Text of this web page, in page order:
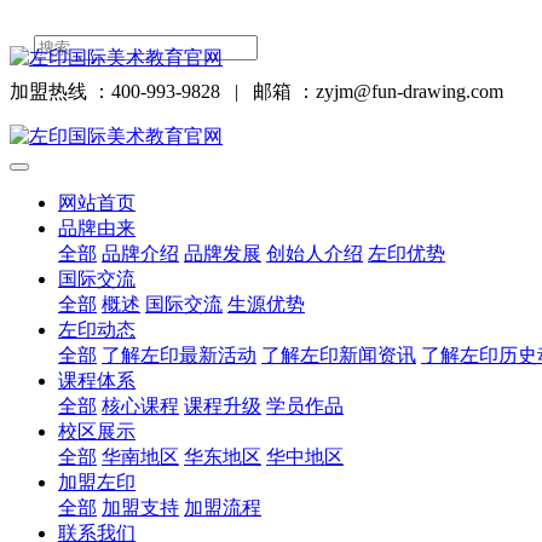
加盟热线 ：400-993-9828 | 邮箱 ：zyjm@fun-drawing.com
网站首页
品牌由来
全部 品牌介绍 品牌发展 创始人介绍 左印优势
国际交流
全部 概述 国际交流 生源优势
左印动态
全部 了解左印最新活动 了解左印新闻资讯 了解左印历史
课程体系
全部 核心课程 课程升级 学员作品
校区展示
全部 华南地区 华东地区 华中地区
加盟左印
全部 加盟支持 加盟流程
联系我们